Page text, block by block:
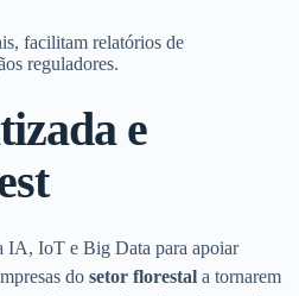
facilitam relatórios de
reguladores.
e
IA, IoT e Big Data para apoiar
do setor florestal a tornarem